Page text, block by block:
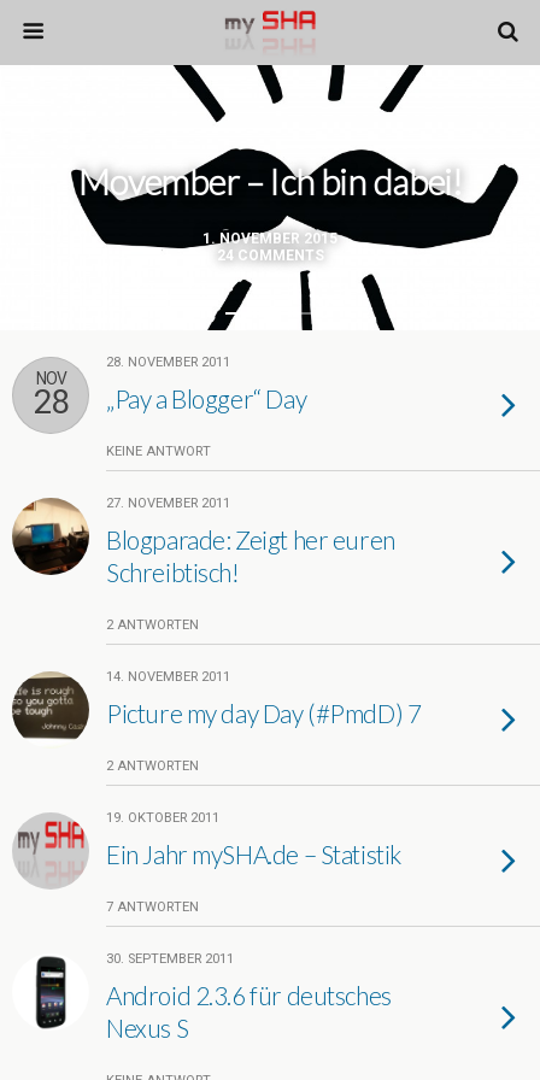
1. NOVEMBER 2015
24 COMMENTS
Movember – Ich bin dabei!
NOV
28
28. NOVEMBER 2011
„Pay a Blogger“ Day
KEINE ANTWORT
27. NOVEMBER 2011
Blogparade: Zeigt her euren
Schreibtisch!
2 ANTWORTEN
14. NOVEMBER 2011
Picture my day Day (#PmdD) 7
2 ANTWORTEN
19. OKTOBER 2011
Ein Jahr mySHA.de – Statistik
7 ANTWORTEN
30. SEPTEMBER 2011
Android 2.3.6 für deutsches
Nexus S